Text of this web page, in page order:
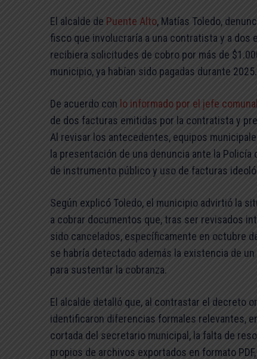
El alcalde de Puente Alto, Matías Toledo,
fisco que involucraría a una contratista y a dos
recibiera solicitudes de cobro por más de
municipio, ya habían sido pagadas durante 2025.
De acuerdo con lo informado por el jefe comunal
de dos facturas emitidas por la contratista y
Al revisar los antecedentes, equipos
la presentación de una denuncia ante la
de instrumento público y uso de facturas
Según explicó Toledo, el municipio advirtió la
a cobrar documentos que, tras ser revisados
sido cancelados, específicamente en octubre
se habría detectado además la existencia de
para sustentar la cobranza.
El alcalde detalló que, al contrastar el decreto
identificaron diferencias formales relevantes,
cortada del secretario municipal, la falta de
propios de archivos exportados en formato